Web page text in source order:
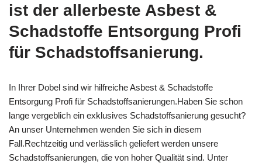
ist der allerbeste Asbest &
Schadstoffe Entsorgung Profi
für Schadstoffsanierung.
In Ihrer Dobel sind wir hilfreiche Asbest & Schadstoffe
Entsorgung Profi für Schadstoffsanierungen.Haben Sie schon
lange vergeblich ein exklusives Schadstoffsanierung gesucht?
An unser Unternehmen wenden Sie sich in diesem
Fall.Rechtzeitig und verlässlich geliefert werden unsere
Schadstoffsanierungen, die von hoher Qualität sind. Unter